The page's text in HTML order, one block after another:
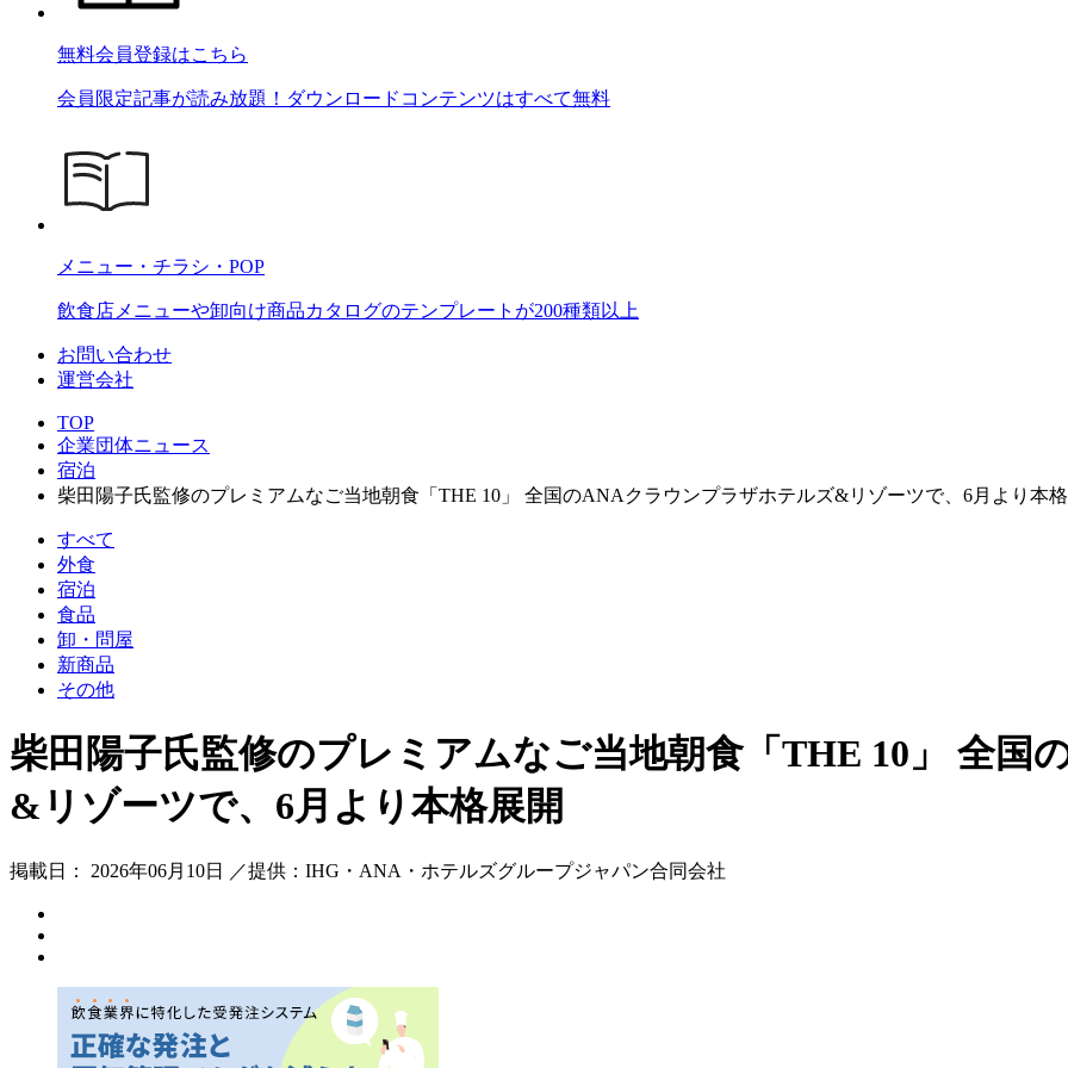
無料会員登録はこちら
会員限定記事が読み放題！ダウンロードコンテンツはすべて無料
メニュー・チラシ・POP
飲食店メニューや卸向け商品カタログのテンプレートが200種類以上
お問い合わせ
運営会社
TOP
企業団体ニュース
宿泊
柴田陽子氏監修のプレミアムなご当地朝食「THE 10」 全国のANAクラウンプラザホテルズ&リゾーツで、6月より本
すべて
外食
宿泊
食品
卸・問屋
新商品
その他
柴田陽子氏監修のプレミアムなご当地朝食「THE 10」 全国
&リゾーツで、6月より本格展開
掲載日： 2026年06月10日 ／提供：IHG・ANA・ホテルズグループジャパン合同会社